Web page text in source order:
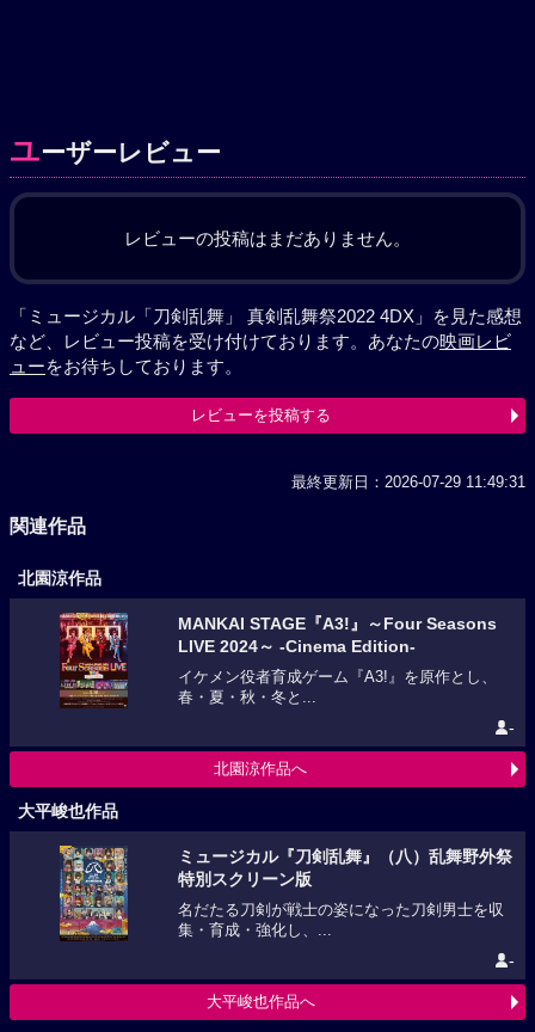
ユーザーレビュー
レビューの投稿はまだありません。
「ミュージカル「刀剣乱舞」 真剣乱舞祭2022 4DX」を見た感想
など、レビュー投稿を受け付けております。あなたの映画レビ
ューをお待ちしております。
レビューを投稿する
最終更新日：2026-07-29 11:49:31
関連作品
北園涼作品
MANKAI STAGE『A3!』～Four Seasons
LIVE 2024～ -Cinema Edition-
イケメン役者育成ゲーム『A3!』を原作とし、
春・夏・秋・冬と...
-
北園涼作品へ
大平峻也作品
ミュージカル『刀剣乱舞』（八）乱舞野外祭
特別スクリーン版
名だたる刀剣が戦士の姿になった刀剣男士を収
集・育成・強化し、...
-
大平峻也作品へ